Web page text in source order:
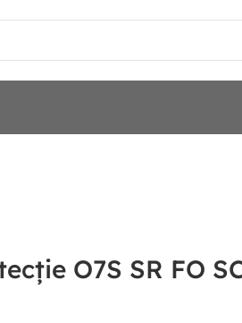
O7S SR FO